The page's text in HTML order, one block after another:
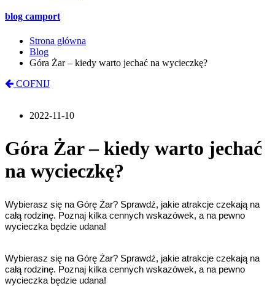
blog camport
Strona główna
Blog
Góra Żar – kiedy warto jechać na wycieczkę?
COFNIJ
2022-11-10
Góra Żar – kiedy warto jechać
na wycieczkę?
Wybierasz się na Górę Żar? Sprawdź, jakie atrakcje czekają na
całą rodzinę. Poznaj kilka cennych wskazówek, a na pewno
wycieczka będzie udana!
Wybierasz się na Górę Żar? Sprawdź, jakie atrakcje czekają na
całą rodzinę. Poznaj kilka cennych wskazówek, a na pewno
wycieczka będzie udana!